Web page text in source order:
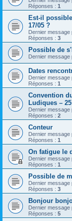
Réponses : 1
Est-il
17/05 ?
Dernier message
Réponses : 3
Possible de
Dernier message
Dates
Dernier message
Réponses : 1
Convention
Ludiques –
Dernier message
Réponses : 2
Conteur
Dernier message
Réponses : 1
On fatigue le
Dernier message
Réponses : 1
Possible de
Dernier message
Réponses : 3
Bonjour
Dernier message
Réponses : 5